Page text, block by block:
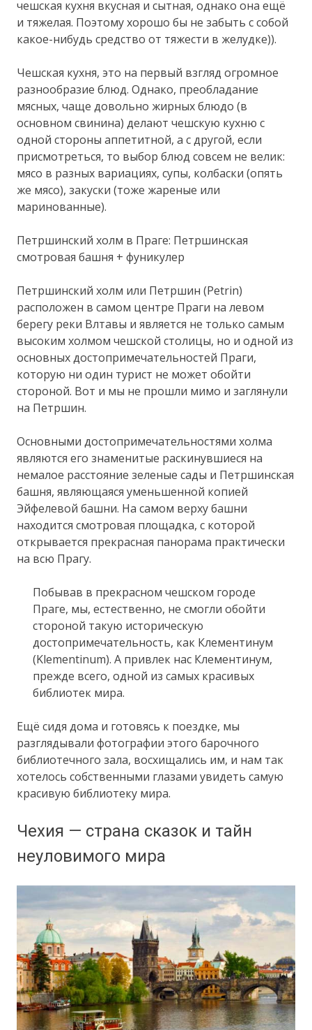
чешская кухня вкусная и сытная, однако она ещё
и тяжелая. Поэтому хорошо бы не забыть с собой
какое-нибудь средство от тяжести в желудке)).
Чешская кухня, это на первый взгляд огромное
разнообразие блюд. Однако, преобладание
мясных, чаще довольно жирных блюдо (в
основном свинина) делают чешскую кухню с
одной стороны аппетитной, а с другой, если
присмотреться, то выбор блюд совсем не велик:
мясо в разных вариациях, супы, колбаски (опять
же мясо), закуски (тоже жареные или
маринованные).
Петршинский холм в Праге: Петршинская
смотровая башня + фуникулер
Петршинский холм или Петршин (Petrin)
расположен в самом центре Праги на левом
берегу реки Влтавы и является не только самым
высоким холмом чешской столицы, но и одной из
основных достопримечательностей Праги,
которую ни один турист не может обойти
стороной. Вот и мы не прошли мимо и заглянули
на Петршин.
Основными достопримечательностями холма
являются его знаменитые раскинувшиеся на
немалое расстояние зеленые сады и Петршинская
башня, являющаяся уменьшенной копией
Эйфелевой башни. На самом верху башни
находится смотровая площадка, с которой
открывается прекрасная панорама практически
на всю Прагу.
Побывав в прекрасном чешском городе
Праге, мы, естественно, не смогли обойти
стороной такую историческую
достопримечательность, как Клементинум
(Klementinum). А привлек нас Клементинум,
прежде всего, одной из самых красивых
библиотек мира.
Ещё сидя дома и готовясь к поездке, мы
разглядывали фотографии этого барочного
библиотечного зала, восхищались им, и нам так
хотелось собственными глазами увидеть самую
красивую библиотеку мира.
Чехия — страна сказок и тайн
неуловимого мира